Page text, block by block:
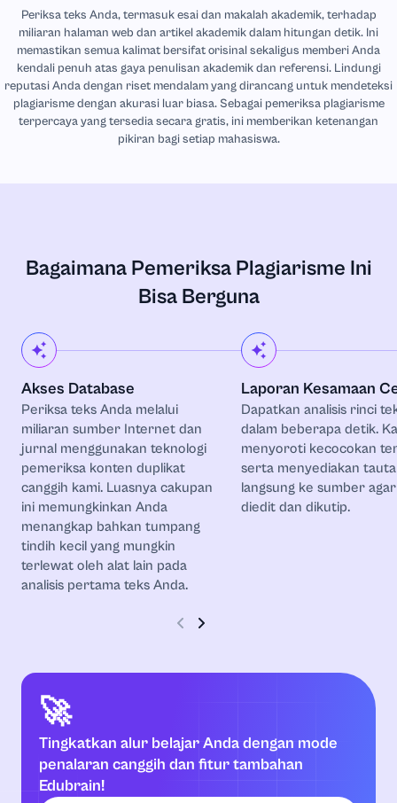
Periksa teks Anda, termasuk esai dan makalah akademik, terhadap
miliaran halaman web dan artikel akademik dalam hitungan detik. Ini
memastikan semua kalimat bersifat orisinal sekaligus memberi Anda
kendali penuh atas gaya penulisan akademik dan referensi. Lindungi
reputasi Anda dengan riset mendalam yang dirancang untuk mendeteksi
plagiarisme dengan akurasi luar biasa. Sebagai pemeriksa plagiarisme
terpercaya yang tersedia secara gratis, ini memberikan ketenangan
pikiran bagi setiap mahasiswa.
Bagaimana Pemeriksa Plagiarisme Ini
Bisa Berguna
🚀
Tingkatkan alur belajar Anda dengan mode
penalaran canggih dan fitur tambahan
Edubrain!
Akses Database
Periksa teks Anda melalui
miliaran sumber Internet dan
jurnal menggunakan teknologi
pemeriksa konten duplikat
canggih kami. Luasnya cakupan
ini memungkinkan Anda
menangkap bahkan tumpang
tindih kecil yang mungkin
terlewat oleh alat lain pada
analisis pertama teks Anda.
Laporan Kesamaan
Dapatkan analisis rinci
dalam beberapa detik.
menyoroti kecocokan
serta menyediakan
langsung ke sumber
diedit dan dikutip.